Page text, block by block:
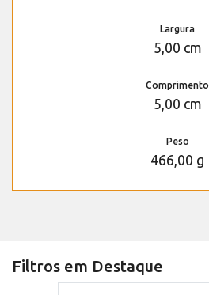
Largura
5,00 cm
Comprimento
5,00 cm
Peso
466,00 g
Filtros em Destaque